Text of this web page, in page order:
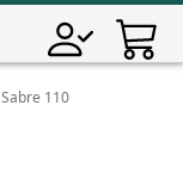
110